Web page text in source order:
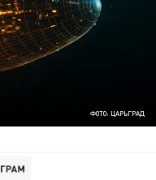
ФОТО: ЦАРЬГРАД